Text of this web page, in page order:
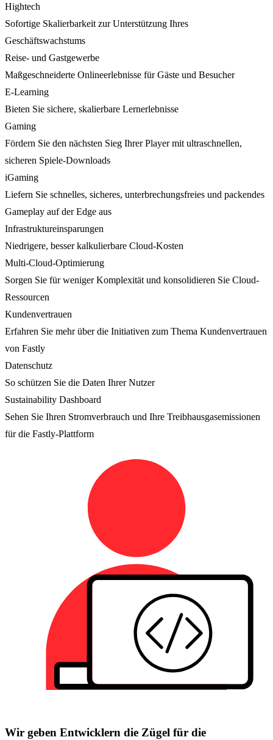
Hightech
Sofortige Skalierbarkeit zur Unterstützung Ihres
Geschäftswachstums
Reise- und Gastgewerbe
Maßgeschneiderte Onlineerlebnisse für Gäste und Besucher
E-Learning
Bieten Sie sichere, skalierbare Lernerlebnisse
Gaming
Fördern Sie den nächsten Sieg Ihrer Player mit ultraschnellen,
sicheren Spiele-Downloads
iGaming
Liefern Sie schnelles, sicheres, unterbrechungsfreies und packendes
Gameplay auf der Edge aus
Infrastruktureinsparungen
Niedrigere, besser kalkulierbare Cloud-Kosten
Multi-Cloud-Optimierung
Sorgen Sie für weniger Komplexität und konsolidieren Sie Cloud-
Ressourcen
Kundenvertrauen
Erfahren Sie mehr über die Initiativen zum Thema Kundenvertrauen
von Fastly
Datenschutz
So schützen Sie die Daten Ihrer Nutzer
Sustainability Dashboard
Sehen Sie Ihren Stromverbrauch und Ihre Treibhausgasemissionen
für die Fastly-Plattform
Wir geben Entwicklern die Zügel für die